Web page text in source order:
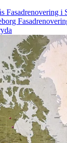
Fasadrenovering i